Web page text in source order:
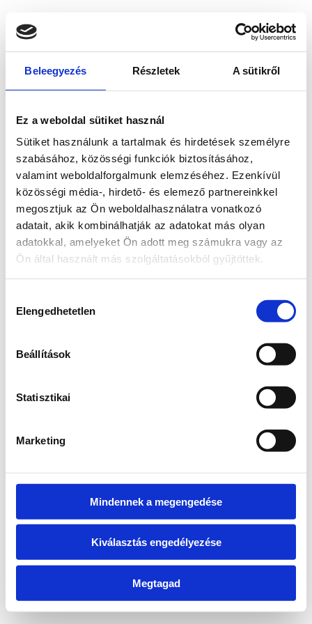
Beleegyezés Részletek A sütikről
Ez a weboldal sütiket használ
Sütiket használunk a tartalmak és hirdetések személyre
szabásához, közösségi funkciók biztosításához,
valamint weboldalforgalmunk elemzéséhez. Ezenkívül
közösségi média-, hirdető- és elemező partnereinkkel
megosztjuk az Ön weboldalhasználatra vonatkozó
adatait, akik kombinálhatják az adatokat más olyan
adatokkal, amelyeket Ön adott meg számukra vagy az
Ön által használt más szolgáltatásokból gyűjtöttek.
kiválasztása
Elengedhetetlen
Beállítások
Statisztikai
Marketing
Mindennek a megengedése
Kiválasztás engedélyezése
Megtagad
loadingwww.bicapp.hu
(see the browser console for more